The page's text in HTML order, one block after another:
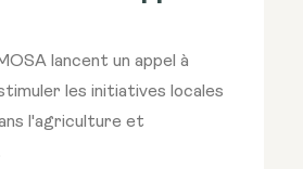
lancent un appel à
les initiatives locales
l'agriculture et